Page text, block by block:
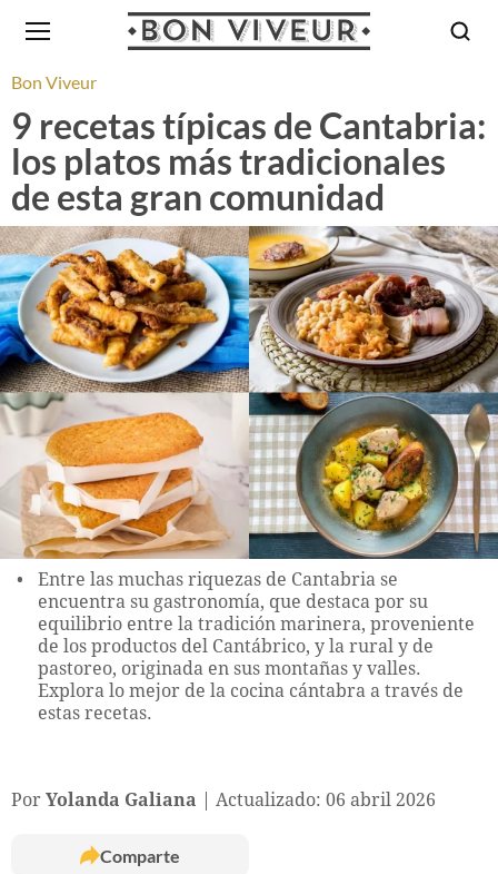
Bon Viveur
9 recetas típicas de Cantabria:
los platos más tradicionales
de esta gran comunidad
Entre las muchas riquezas de Cantabria se
encuentra su gastronomía, que destaca por su
equilibrio entre la tradición marinera, proveniente
de los productos del Cantábrico, y la rural y de
pastoreo, originada en sus montañas y valles.
Explora lo mejor de la cocina cántabra a través de
estas recetas.
Por Yolanda Galiana Actualizado: 06 abril 2026
Comparte